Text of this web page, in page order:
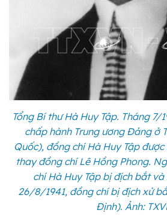
Tổng Bí thư Hà Huy Tập. Tháng 7/
chấp hành Trung ương Đảng ở
Quốc), đồng chí Hà Huy Tập
thay đồng chí Lê Hồng Phong.
chí Hà Huy Tập bị địch bắt
26/8/1941, đồng chí bị địch xử
Định). Ảnh: